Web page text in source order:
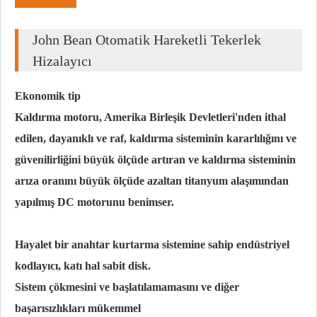
John Bean Otomatik Hareketli Tekerlek
Hizalayıcı
Ekonomik tip
Kaldırma motoru, Amerika Birleşik Devletleri'nden ithal
edilen, dayanıklı ve raf, kaldırma sisteminin kararlılığını ve
güvenilirliğini büyük ölçüde artıran ve kaldırma sisteminin
arıza oranını büyük ölçüde azaltan titanyum alaşımından
yapılmış DC motorunu benimser.
Hayalet bir anahtar kurtarma sistemine sahip endüstriyel
kodlayıcı, katı hal sabit disk.
Sistem çökmesini ve başlatılamamasını ve diğer
başarısızlıkları mükemmel